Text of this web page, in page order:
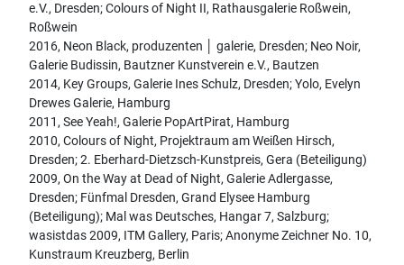
e.V., Dresden; Colours of Night II, Rathausgalerie Roßwein,
Roßwein
2016, Neon Black, produzenten │ galerie, Dresden; Neo Noir,
Galerie Budissin, Bautzner Kunstverein e.V., Bautzen
2014, Key Groups, Galerie Ines Schulz, Dresden; Yolo, Evelyn
Drewes Galerie, Hamburg
2011, See Yeah!, Galerie PopArtPirat, Hamburg
2010, Colours of Night, Projektraum am Weißen Hirsch,
Dresden; 2. Eberhard-Dietzsch-Kunstpreis, Gera (Beteiligung)
2009, On the Way at Dead of Night, Galerie Adlergasse,
Dresden; Fünfmal Dresden, Grand Elysee Hamburg
(Beteiligung); Mal was Deutsches, Hangar 7, Salzburg;
wasistdas 2009, ITM Gallery, Paris; Anonyme Zeichner No. 10,
Kunstraum Kreuzberg, Berlin